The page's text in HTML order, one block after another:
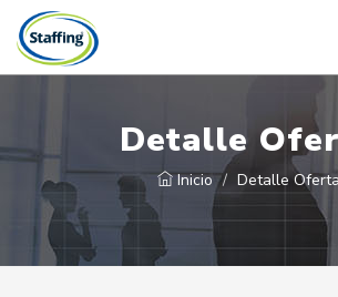
Detalle
Inicio Detalle